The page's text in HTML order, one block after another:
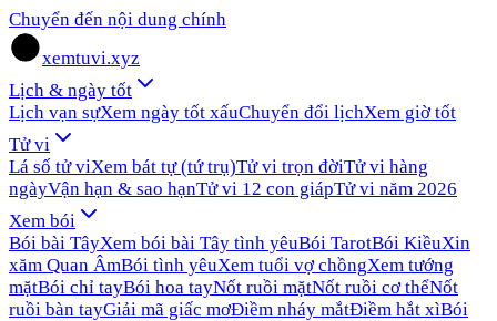
Chuyển đến nội dung chính
xemtuvi.xyz
Lịch & ngày tốt
Lịch vạn sựXem ngày tốt xấuChuyển đổi lịchXem giờ tốt
Tử vi
Lá số tử viXem bát tự (tứ trụ)Tử vi trọn đờiTử vi hàng
ngàyVận hạn & sao hạnTử vi 12 con giápTử vi năm 2026
Xem bói
Bói bài TâyXem bói bài Tây tình yêuBói TarotBói KiềuXin
xăm Quan ÂmBói tình yêuXem tuổi vợ chồngXem tướng
mặtBói chỉ tayBói hoa tayNốt ruồi mặtNốt ruồi cơ thểNốt
ruồi bàn tayGiải mã giấc mơĐiềm nháy mắtĐiềm hắt xìBói